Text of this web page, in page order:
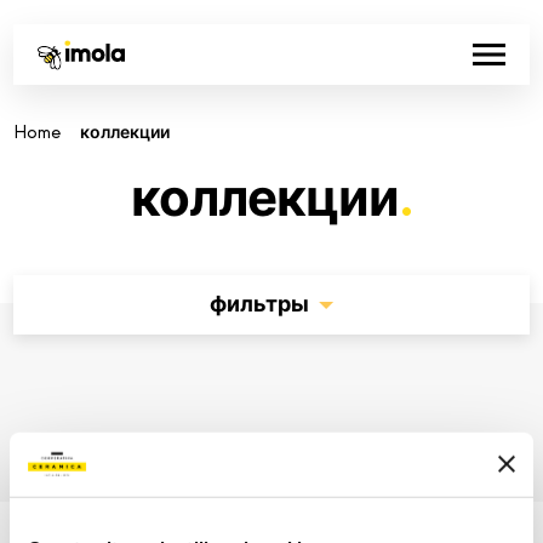
Home коллекции
коллекции.
фильтры